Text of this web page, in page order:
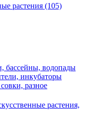
растения (105)
бассейны, водопады
инкубаторы
разное
растения,